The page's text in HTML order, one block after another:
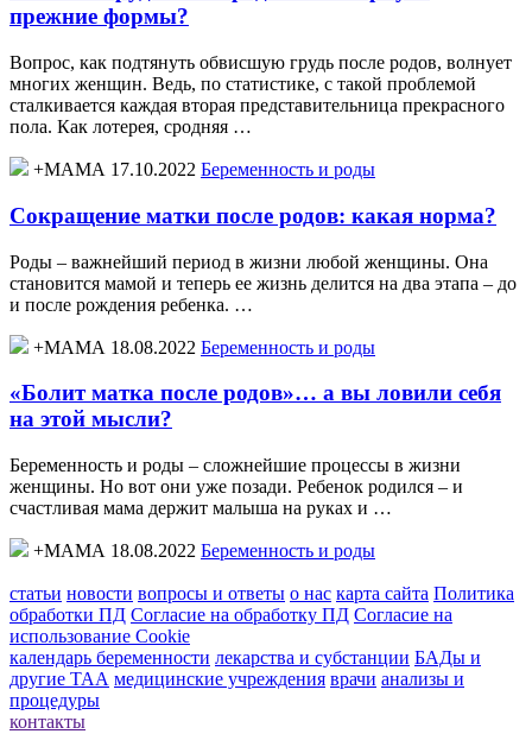
прежние формы?
Вопрос, как подтянуть обвисшую грудь после родов, волнует
многих женщин. Ведь, по статистике, с такой проблемой
сталкивается каждая вторая представительница прекрасного
пола. Как лотерея, сродняя …
+МАМА 17.10.2022 Беременность и роды
Сокращение матки после родов: какая норма?
Роды – важнейший период в жизни любой женщины. Она
становится мамой и теперь ее жизнь делится на два этапа – до
и после рождения ребенка. …
+МАМА 18.08.2022 Беременность и роды
«Болит матка после родов»… а вы ловили себя
на этой мысли?
Беременность и роды – сложнейшие процессы в жизни
женщины. Но вот они уже позади. Ребенок родился – и
счастливая мама держит малыша на руках и …
+МАМА 18.08.2022 Беременность и роды
статьи новости вопросы и ответы о нас карта сайта Политика
обработки ПД Согласие на обработку ПД Согласие на
использование Cookie
календарь беременности лекарства и субстанции БАДы и
другие ТАА медицинские учреждения врачи анализы и
процедуры
контакты